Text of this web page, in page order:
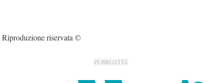
Riproduzione riservata ©
PUBBLICITÀ